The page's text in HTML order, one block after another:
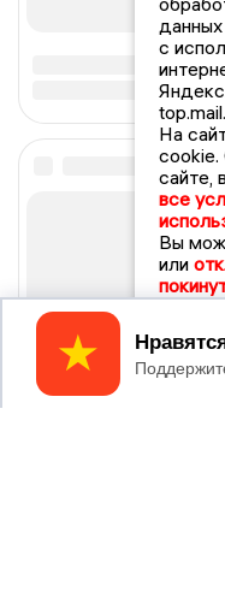
данных
с
На
cookie.
сайте,
все
Вы
или